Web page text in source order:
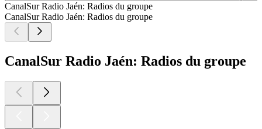
CanalSur Radio Jaén: Radios du groupe
CanalSur Radio Jaén: Radios du groupe
CanalSur Radio Jaén: Radios du groupe